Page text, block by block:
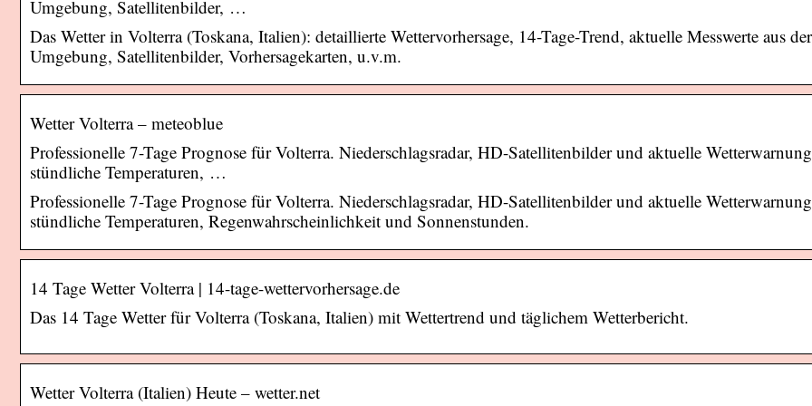
Umgebung, Satellitenbilder, …
Das Wetter in Volterra (Toskana, Italien): detaillierte Wettervorhersage, 14-Tage-Trend, aktuelle Messwerte aus der
Umgebung, Satellitenbilder, Vorhersagekarten, u.v.m.
Wetter Volterra – meteoblue
Professionelle 7-Tage Prognose für Volterra. Niederschlagsradar, HD-Satellitenbilder und aktuelle
stündliche Temperaturen, …
Professionelle 7-Tage Prognose für Volterra. Niederschlagsradar, HD-Satellitenbilder und aktuelle
stündliche Temperaturen, Regenwahrscheinlichkeit und Sonnenstunden.
14 Tage Wetter Volterra | 14-tage-wettervorhersage.de
Das 14 Tage Wetter für Volterra (Toskana, Italien) mit Wettertrend und täglichem Wetterbericht.
Wetter Volterra (Italien) Heute – wetter.net